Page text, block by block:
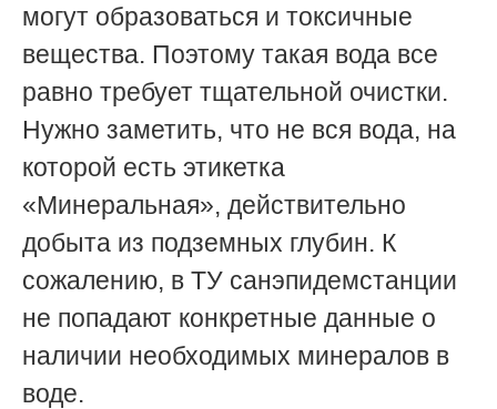
могут образоваться и токсичные
вещества. Поэтому такая вода все
равно требует тщательной очистки.
Нужно заметить, что не вся вода, на
которой есть этикетка
«Минеральная», действительно
добыта из подземных глубин. К
сожалению, в ТУ санэпидемстанции
не попадают конкретные данные о
наличии необходимых минералов в
воде.